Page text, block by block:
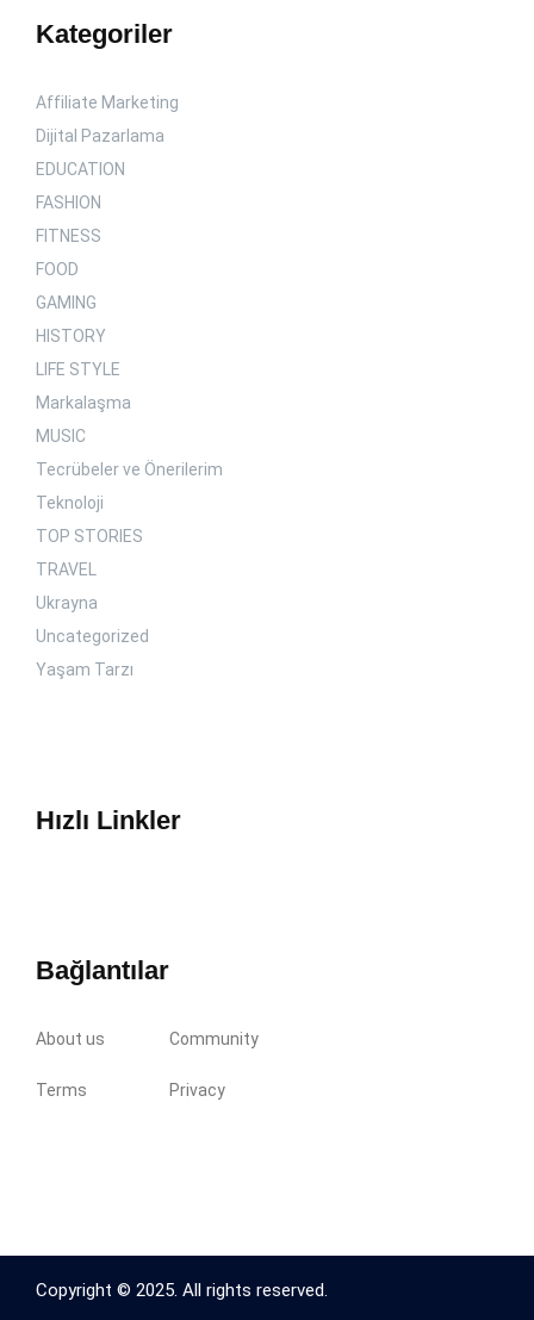
Kategoriler
Affiliate Marketing
Dijital Pazarlama
EDUCATION
FASHION
FITNESS
FOOD
GAMING
HISTORY
LIFE STYLE
Markalaşma
MUSIC
Tecrübeler ve Önerilerim
Teknoloji
TOP STORIES
TRAVEL
Ukrayna
Uncategorized
Yaşam Tarzı
Hızlı Linkler
Bağlantılar
About us Community
Terms Privacy
Copyright © 2025. All rights reserved.